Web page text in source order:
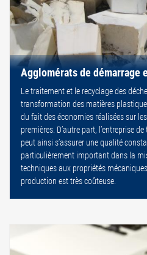
Agglomérats de démarrage
Le traitement et le recyclage des
transformation des matières
du fait des économies réalisées sur
premières. D’autre part, l’entreprise
peut ainsi s’assurer une qualité
particulièrement important dans la
techniques aux propriétés
production est très coûteuse.